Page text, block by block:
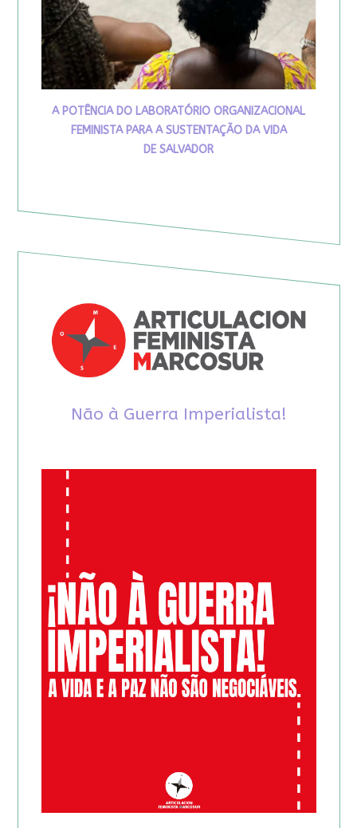
A POTÊNCIA DO LABORATÓRIO ORGANIZACIONAL
FEMINISTA PARA A SUSTENTAÇÃO DA VIDA
DE SALVADOR
Não à Guerra Imperialista!